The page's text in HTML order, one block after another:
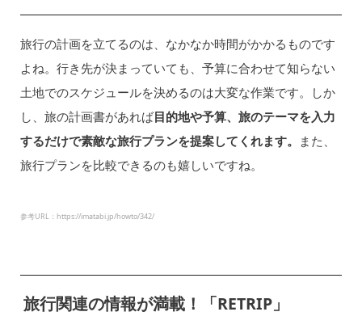
旅行の計画を立てるのは、なかなか時間がかかるものです
よね。行き先が決まっていても、予算に合わせて知らない
土地でのスケジュールを決めるのは大変な作業です。しか
し、旅の計画書があれば目的地や予算、旅のテーマを入力
するだけで素敵な旅行プランを提案してくれます。 また、
旅行プランを比較できるのも嬉しいですね。
参考URL：https://imatabi.jp/howto/342/
旅行関連の情報が満載！「RETRIP」